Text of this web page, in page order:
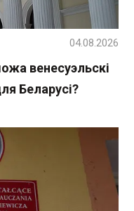
венесуэльскі
Беларусі?
04.08.2026